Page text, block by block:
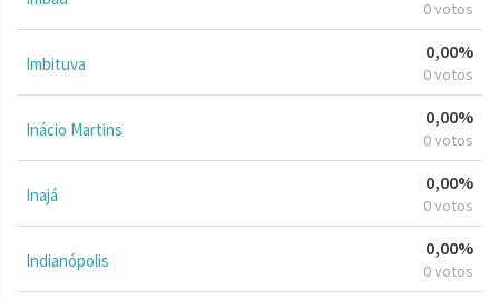
0 votos
Imbituva
0,00%
0 votos
Inácio Martins
0,00%
0 votos
Inajá
0,00%
0 votos
Indianópolis
0,00%
0 votos